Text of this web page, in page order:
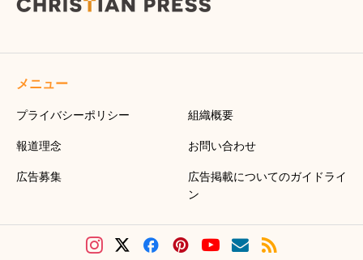
メニュー
プライバシーポリシー 組織概要
報道理念 お問い合わせ
広告募集
広告掲載についてのガイドライ
ン